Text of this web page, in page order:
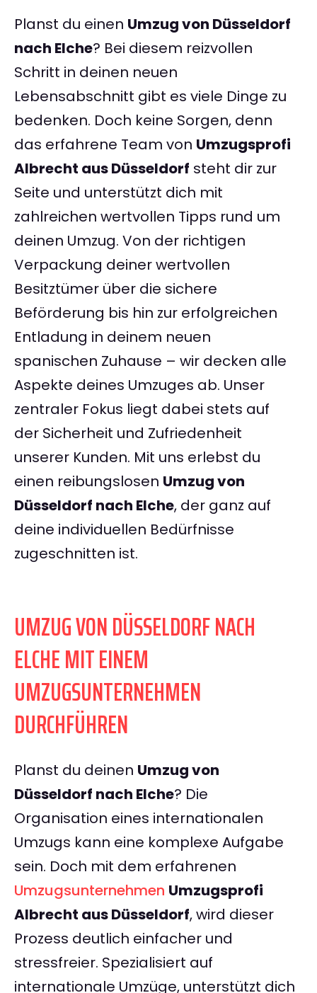
Planst du einen Umzug von Düsseldorf
nach Elche? Bei diesem reizvollen
Schritt in deinen neuen
Lebensabschnitt gibt es viele Dinge zu
bedenken. Doch keine Sorgen, denn
das erfahrene Team von Umzugsprofi
Albrecht aus Düsseldorf steht dir zur
Seite und unterstützt dich mit
zahlreichen wertvollen Tipps rund um
deinen Umzug. Von der richtigen
Verpackung deiner wertvollen
Besitztümer über die sichere
Beförderung bis hin zur erfolgreichen
Entladung in deinem neuen
spanischen Zuhause – wir decken alle
Aspekte deines Umzuges ab. Unser
zentraler Fokus liegt dabei stets auf
der Sicherheit und Zufriedenheit
unserer Kunden. Mit uns erlebst du
einen reibungslosen Umzug von
Düsseldorf nach Elche, der ganz auf
deine individuellen Bedürfnisse
zugeschnitten ist.
UMZUG VON DÜSSELDORF NACH
ELCHE MIT EINEM
UMZUGSUNTERNEHMEN
DURCHFÜHREN
Planst du deinen Umzug von
Düsseldorf nach Elche? Die
Organisation eines internationalen
Umzugs kann eine komplexe Aufgabe
sein. Doch mit dem erfahrenen
Umzugsunternehmen Umzugsprofi
Albrecht aus Düsseldorf, wird dieser
Prozess deutlich einfacher und
stressfreier. Spezialisiert auf
internationale Umzüge, unterstützt dich